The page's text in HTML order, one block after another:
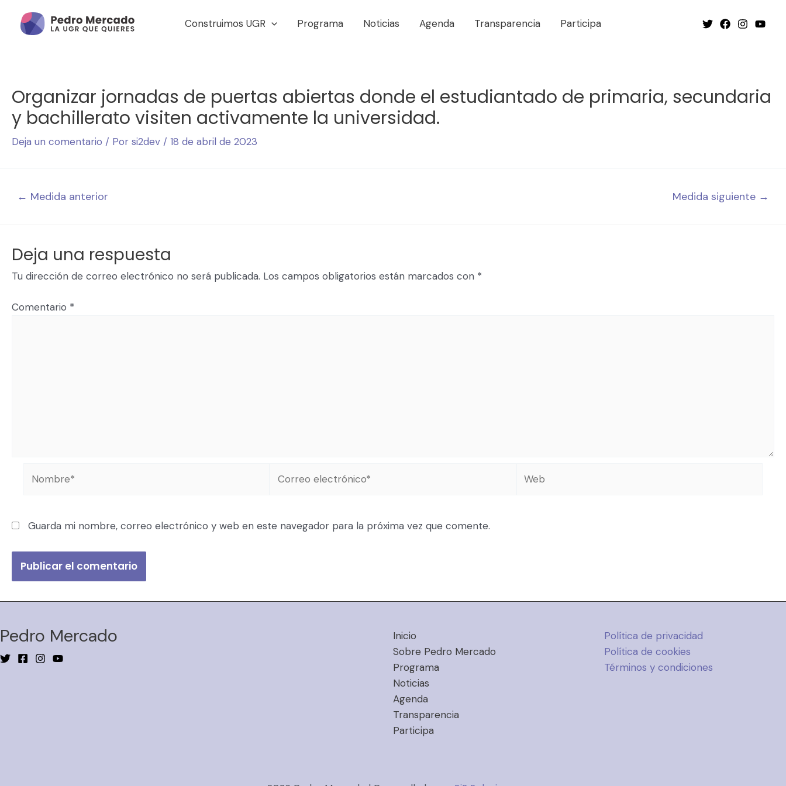
Construimos UGR Programa Noticias Agenda Transparencia Participa
Organizar jornadas de puertas abiertas donde el estudiantado de primaria, secundaria
y bachillerato visiten activamente la universidad.
Deja un comentario / Por si2dev / 18 de abril de 2023
← Medida anterior Medida siguiente →
Deja una respuesta
Tu dirección de correo electrónico no será publicada. Los campos obligatorios están marcados con *
Comentario *
Guarda mi nombre, correo electrónico y web en este navegador para la próxima vez que comente.
Pedro Mercado
Inicio
Sobre Pedro Mercado
Programa
Noticias
Agenda
Transparencia
Participa
Política de privacidad
Política de cookies
Términos y condiciones